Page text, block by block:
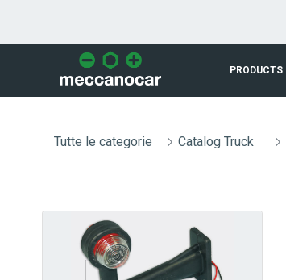
PRODUCTS
Tutte le categorie Catalog Truck